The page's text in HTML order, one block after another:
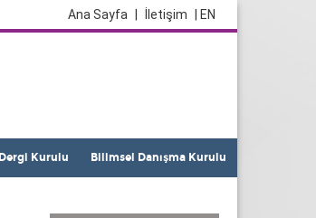
| EN
İletişim
Ana Sayfa
Dergi Kurulu Bilimsel Danışma Kurulu